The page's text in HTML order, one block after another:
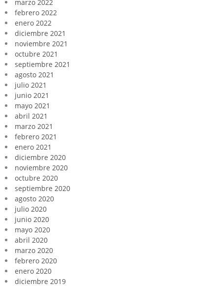
marzo 2022
febrero 2022
enero 2022
diciembre 2021
noviembre 2021
octubre 2021
septiembre 2021
agosto 2021
julio 2021
junio 2021
mayo 2021
abril 2021
marzo 2021
febrero 2021
enero 2021
diciembre 2020
noviembre 2020
octubre 2020
septiembre 2020
agosto 2020
julio 2020
junio 2020
mayo 2020
abril 2020
marzo 2020
febrero 2020
enero 2020
diciembre 2019